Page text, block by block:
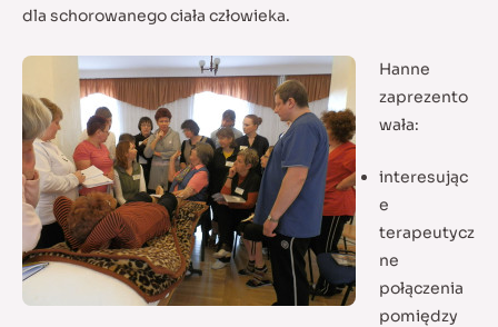
dla schorowanego ciała człowieka.
Hanne
zaprezento
wała:
interesując
e
terapeutycz
ne
połączenia
pomiędzy